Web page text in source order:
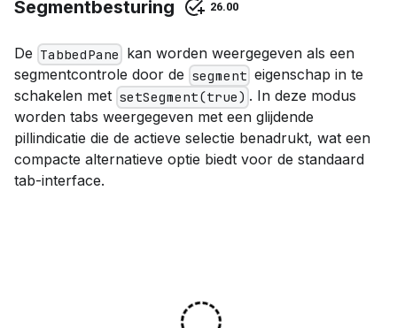
Segmentbesturing 26.00
De TabbedPane kan worden weergegeven als een
segmentcontrole door de segment eigenschap in te
schakelen met setSegment(true) . In deze modus
worden tabs weergegeven met een glijdende
pillindicatie die de actieve selectie benadrukt, wat een
compacte alternatieve optie biedt voor de standaard
tab-interface.